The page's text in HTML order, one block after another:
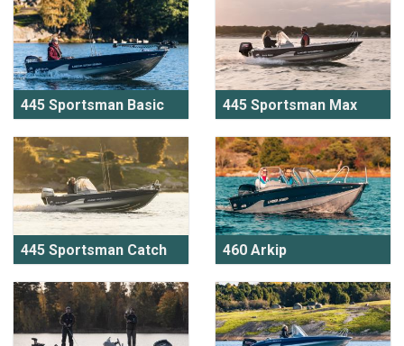
445 Sportsman Basic 445 Sportsman Max
445 Sportsman Catch 460 Arkip